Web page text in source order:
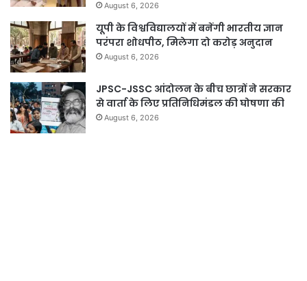
August 6, 2026
यूपी के विश्वविद्यालयों में बनेंगी भारतीय ज्ञान
परंपरा शोधपीठ, मिलेगा दो करोड़ अनुदान
August 6, 2026
JPSC-JSSC आंदोलन के बीच छात्रों ने सरकार
से वार्ता के लिए प्रतिनिधिमंडल की घोषणा की
August 6, 2026